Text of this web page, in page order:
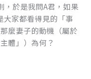
，於是我問A君，如果
家都看得見的「事
麼妻子的動機（屬於
體」）為何？